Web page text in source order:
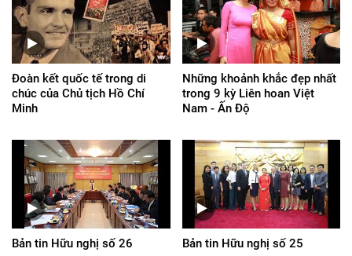
Đoàn kết quốc tế trong di
chúc của Chủ tịch Hồ Chí
Minh
Những khoảnh khắc đẹp nhất
trong 9 kỳ Liên hoan Việt
Nam - Ấn Độ
Bản tin Hữu nghị số 26 Bản tin Hữu nghị số 25